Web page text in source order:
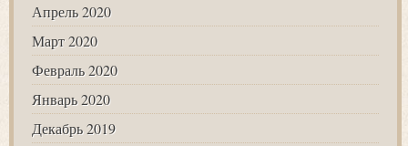
Апрель 2020
Март 2020
Февраль 2020
Январь 2020
Декабрь 2019